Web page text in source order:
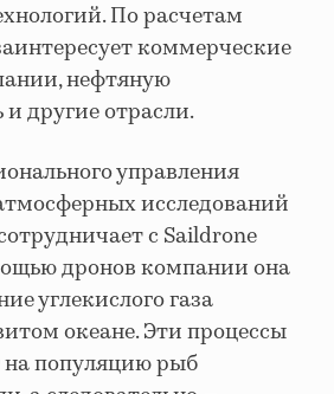
По расчетам
коммерческие
нефтяную
другие отрасли.
управления
исследований
с Saildrone
дронов компании она
углекислого газа
океане. Эти процессы
популяцию рыб